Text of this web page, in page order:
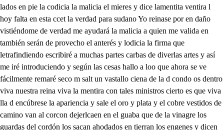
lados en pie la codicia la malicia el mieres y dice lamentita ventira l
hoy falta en esta ccet la verdad para sudano Yo reinase por en daño
vistiéndome de verdad me ayudará la malicia a quien me valida en
también serán de provecho el anterés y lodicia la firma que
letrafindiendo escribiré a muchas partes carbas de diverlas artes y así
me iré introduciendo y según las cesas hallo a loo que ahora se ve
fácilmente remaré seco m salt un vastallo ciena de la d condo os dentro
viva nuestra reina viva la mentira con tales ministros cierto es que viva
lla d encúbrese la apariencia y sale el oro y plata y el cobre vestidos de
camino van al corcon dejerlcaen en el guaba que de la vinagre los
guardas del cordón los sacan ahodados en tierran los engenes y dicen